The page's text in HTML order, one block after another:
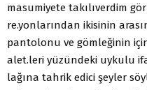
masumiyete takılıverdim
re.yonlarından ikisinin
pantolonu ve gömleğinin
alet.leri yüzündeki uykulu
lağına tahrik edici şeyler